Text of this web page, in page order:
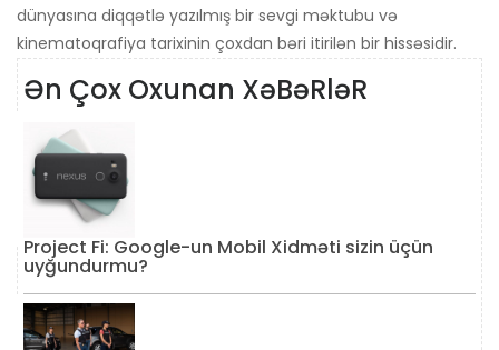
dünyasına diqqətlə yazılmış bir sevgi məktubu və
kinematoqrafiya tarixinin çoxdan bəri itirilən bir hissəsidir.
Ən Çox Oxunan XəBəRləR
Project Fi: Google-un Mobil Xidməti sizin üçün
uyğundurmu?